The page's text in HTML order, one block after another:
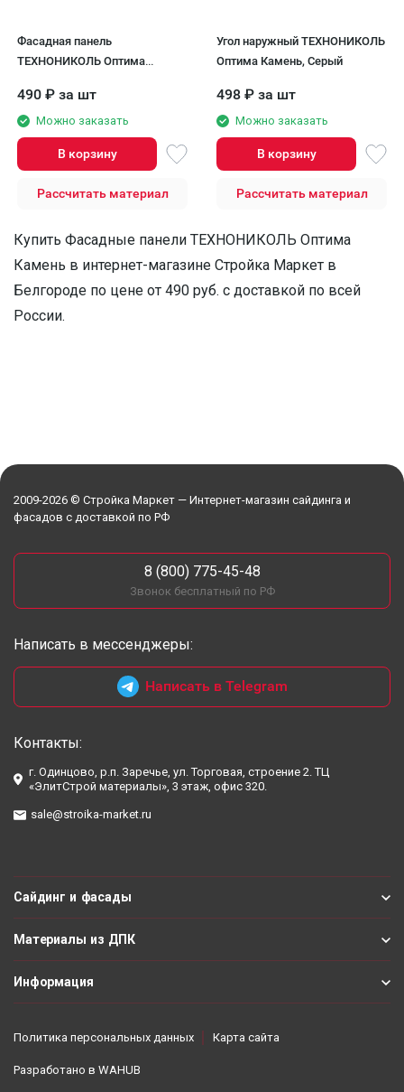
Фасадная панель
ТЕХНОНИКОЛЬ Оптима
490 ₽ за шт
Можно заказать
В корзину
Рассчитать материал
Угол наружный ТЕХНОНИКОЛЬ
Оптима Камень, Серый
498 ₽ за шт
Можно заказать
В корзину
Рассчитать материал
Купить Фасадные панели ТЕХНОНИКОЛЬ Оптима
Камень в интернет-магазине Стройка Маркет в
Белгороде по цене от 490 руб. с доставкой по всей
России.
2009-2026 © Стройка Маркет — Интернет-магазин сайдинга и
фасадов с доставкой по РФ
8 (800) 775-45-48
Звонок бесплатный по РФ
Написать в мессенджеры:
Написать в Telegram
Контакты:
г. Одинцово, р.п. Заречье, ул. Торговая, строение 2. ТЦ
«ЭлитСтрой материалы», 3 этаж, офис 320.
sale@stroika-market.ru
Сайдинг и фасады
Материалы из ДПК
Информация
Политика персональных данных Карта сайта
Разработано в WAHUB